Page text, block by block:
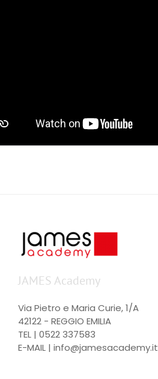
JAMES Academy
Via Pietro e Maria Curie, 1/A
42122 - REGGIO EMILIA
TEL | 0522 337583
E-MAIL | info@jamesacademy.it